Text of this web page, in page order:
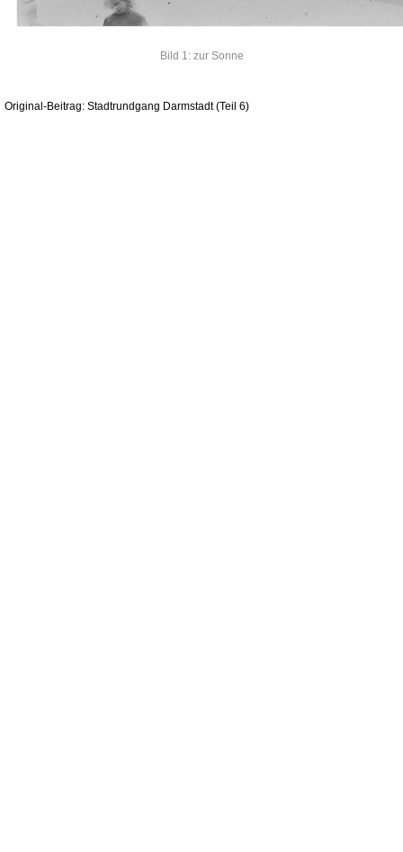
Bild 1: zur Sonne
Original-Beitrag: Stadtrundgang Darmstadt (Teil 6)